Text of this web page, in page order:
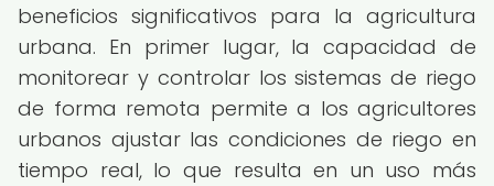
beneficios significativos para la agricultura
urbana. En primer lugar, la capacidad de
monitorear y controlar los sistemas de riego
de forma remota permite a los agricultores
urbanos ajustar las condiciones de riego en
tiempo real, lo que resulta en un uso más